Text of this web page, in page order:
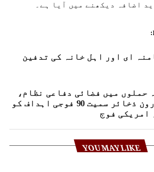
اضافہ دیکھنے میں آیا ہے۔
ای اور اہل خانہ کی تدفین
حملوں میں فضائی دفاعی نظام،
میزائل اور ڈرون ذخائر سمیت 90 فوجی اہداف کو
امریکی فوج
YOU MAY LIKE